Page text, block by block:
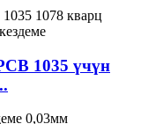
1035 үчүн